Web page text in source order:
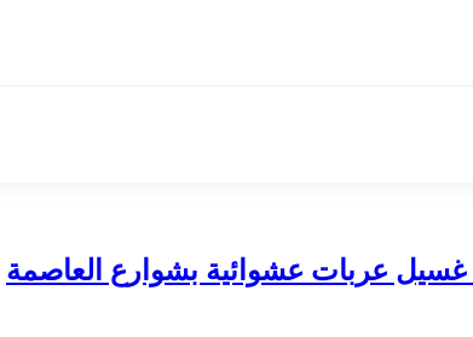
غسيل عربات عشوائية بشوارع العاصمة